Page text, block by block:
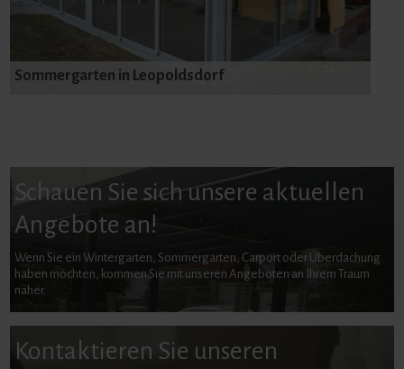
Sommergarten in Leopoldsdorf
Schauen Sie sich unsere aktuellen
Angebote an!
Wenn Sie ein Wintergarten, Sommergarten, Carport oder Überdachung
haben möchten, kommen Sie mit unseren Angeboten an Ihrem Traum
näher.
Kontaktieren Sie unseren